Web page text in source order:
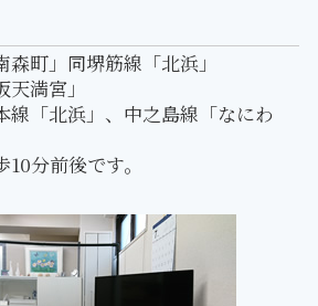
町」同堺筋線「北浜」
満宮」
「北浜」、中之島線「なにわ
分前後です。